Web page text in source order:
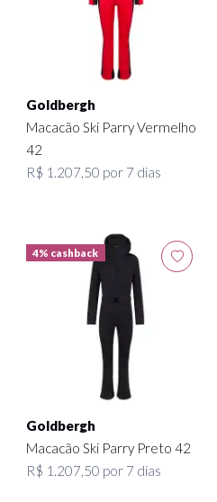
Goldbergh
Macacão Ski Parry Vermelho
42
R$ 1.207,50 por 7 dias
4% cashback
Goldbergh
Macacão Ski Parry Preto 42
R$ 1.207,50 por 7 dias